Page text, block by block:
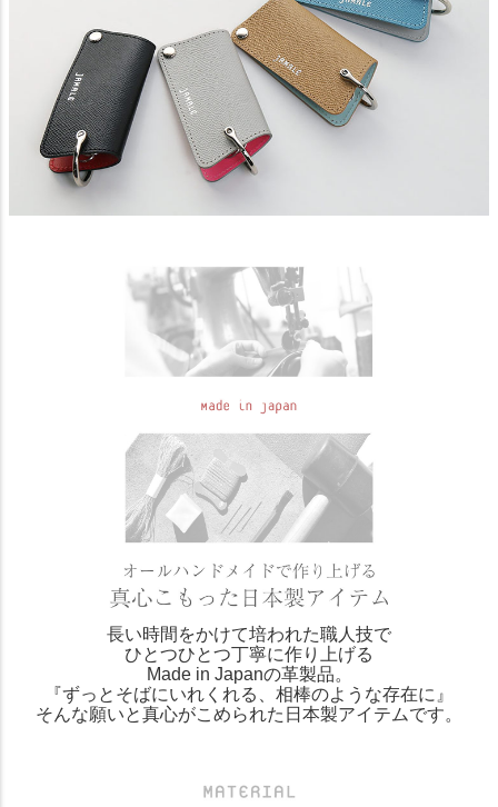
長い時間をかけて培われた職人技で
ひとつひとつ丁寧に作り上げる
Made in Japanの革製品。
『ずっとそばにいれくれる、相棒のような存在に』
そんな願いと真心がこめられた日本製アイテムです。